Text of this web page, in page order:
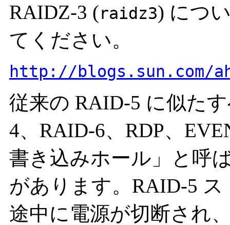
RAIDZ-3 (raidz3) につ
てください。
http://blogs.sun.com/
従来の RAID-5 に似た
4、RAID-6、RDP、
書き込みホール」と呼
があります。RAID-5
途中に電源が切断され